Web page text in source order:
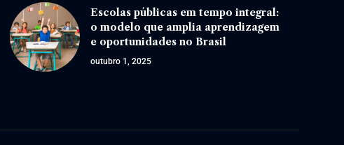
Escolas públicas em tempo integral:
o modelo que amplia aprendizagem
e oportunidades no Brasil
outubro 1, 2025